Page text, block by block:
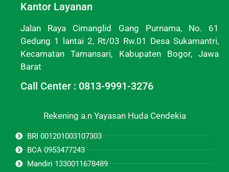
Kantor Layanan
Jalan Raya Cimanglid Gang Purnama, No. 61
Gedung 1 lantai 2, Rt/03 Rw.01 Desa Sukamantri,
Kecamatan Tamansari, Kabupaten Bogor, Jawa
Barat
Call Center : 0813-9991-3276
Rekening a.n Yayasan Huda Cendekia
BRI 001201003107303
BCA 0953477243
Mandiri 1330011678489